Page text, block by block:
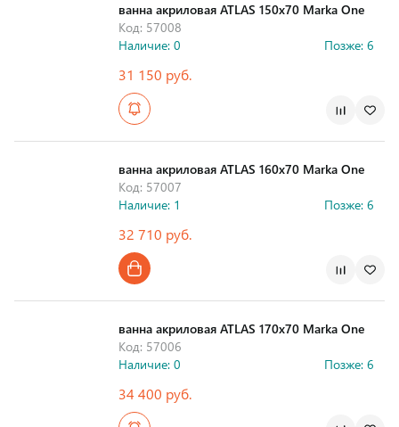
ванна акриловая ATLAS 150x70 Marka One
Код: 57008
Наличие: 0
Позже: 6
31 150 руб.
ванна акриловая ATLAS 160x70 Marka One
Код: 57007
Наличие: 1
Позже: 6
32 710 руб.
ванна акриловая ATLAS 170x70 Marka One
Код: 57006
Наличие: 0
Позже: 6
34 400 руб.